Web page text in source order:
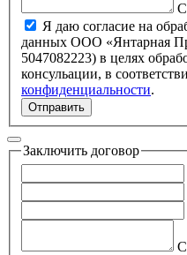
Я даю согласие на
данных ООО «Янтарная
5047082223) в целях обработки запроса и полченя
консульации, в
конфиденциальности.
Отправить
Заключить договор